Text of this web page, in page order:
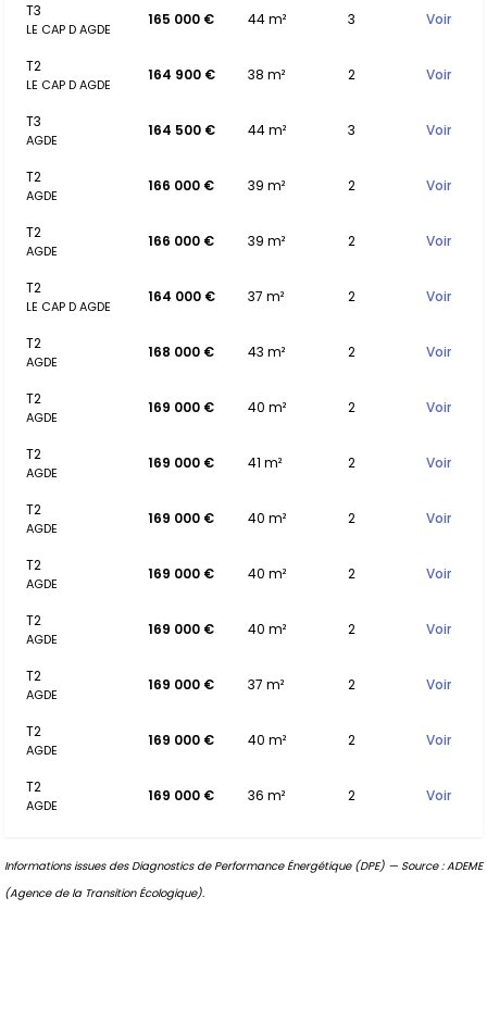
T3
LE CAP D AGDE
165 000 € 44 m² 3 Voir
T2
LE CAP D AGDE
164 900 € 38 m² 2 Voir
T3
AGDE
164 500 € 44 m² 3 Voir
T2
AGDE
166 000 € 39 m² 2 Voir
T2
AGDE
166 000 € 39 m² 2 Voir
T2
LE CAP D AGDE
164 000 € 37 m² 2 Voir
T2
AGDE
168 000 € 43 m² 2 Voir
T2
AGDE
169 000 € 40 m² 2 Voir
T2
AGDE
169 000 € 41 m² 2 Voir
T2
AGDE
169 000 € 40 m² 2 Voir
T2
AGDE
169 000 € 40 m² 2 Voir
T2
AGDE
169 000 € 40 m² 2 Voir
T2
AGDE
169 000 € 37 m² 2 Voir
T2
AGDE
169 000 € 40 m² 2 Voir
T2
AGDE
169 000 € 36 m² 2 Voir
Informations issues des Diagnostics de Performance Énergétique (DPE) — Source : ADEME
(Agence de la Transition Écologique).